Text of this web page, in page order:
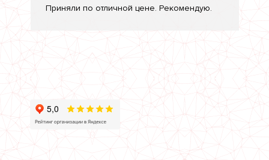
Приняли по отличной цене. Рекомендую.